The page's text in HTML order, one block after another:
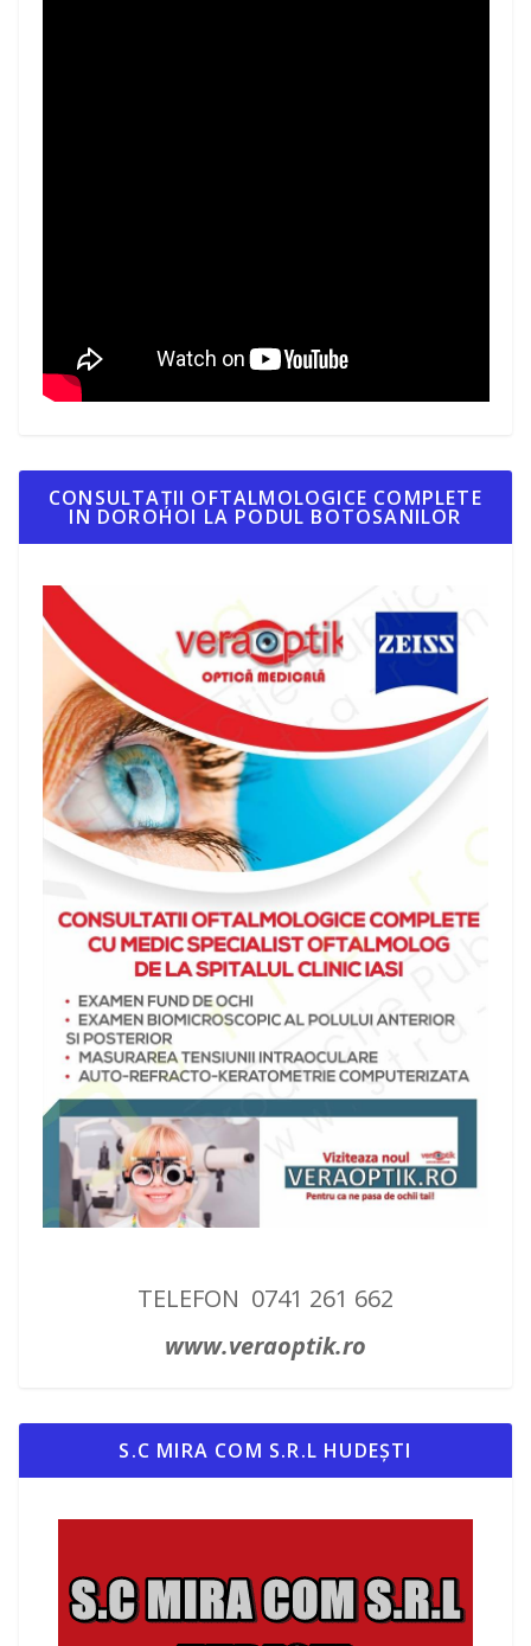
CONSULTAȚII OFTALMOLOGICE COMPLETE
IN DOROHOI LA PODUL BOTOSANILOR
TELEFON 0741 261 662
www.veraoptik.ro
S.C MIRA COM S.R.L HUDEȘTI